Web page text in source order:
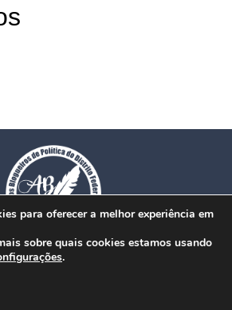
para oferecer a melhor experiência em
sobre quais cookies estamos usando
.